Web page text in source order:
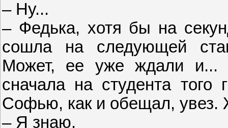
– Ну...
– Федька, хотя бы на
сошла на следующей
Может, ее уже ждали и...
сначала на студента
Софью, как и обещал, увез.
– Я знаю.